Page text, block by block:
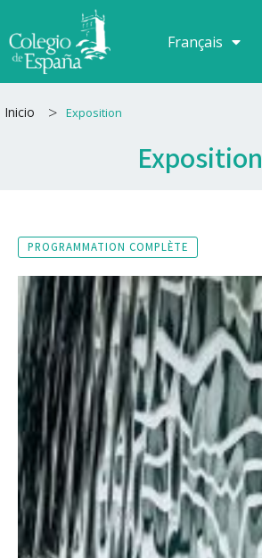
au
contenu
Français
Español
Inicio > Exposition
Exposition
PROGRAMMATION COMPLÈTE